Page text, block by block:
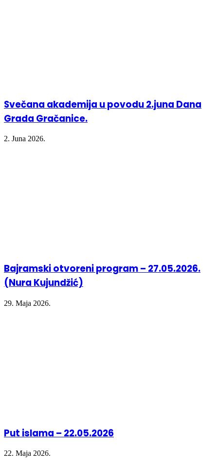
Svečana akademija u povodu 2.juna Dana
Grada Gračanice.
2. Juna 2026.
Bajramski otvoreni program – 27.05.2026.
(Nura Kujundžić)
29. Maja 2026.
Put islama – 22.05.2026
22. Maja 2026.